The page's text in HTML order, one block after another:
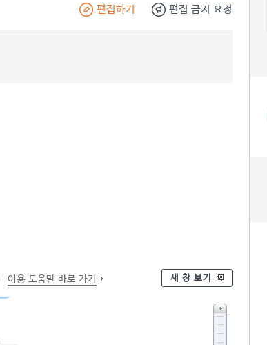
편집하기 편집 금지 요청
이용 도움말 바로 가기 새 창 보기